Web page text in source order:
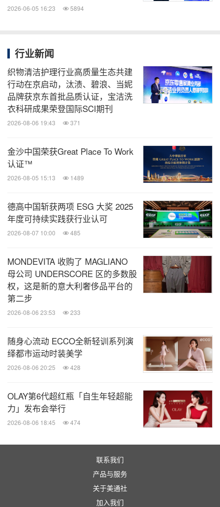
2026-06-05 16:23 5894
行业新闻
织物清洁护理行业高质量生态共建
行动在京启动，汰渍、碧浪、当妮
品牌获京东首批品质认证，宝洁洗
衣科研成果荣登国际SCI期刊
2026-08-06 19:43 371
金沙中国荣获Great Place To Work
认证™
2026-08-05 15:13 1489
德高中国斩获两项 ESG 大奖 2025
年度可持续实践获行业认可
2026-08-07 10:00 485
MONDEVITA 收购了 MAGLIANO
母公司 UNDERSCORE 区的多数股
权，这是新的意大利奢侈品平台的
第二步
2026-08-06 23:53 233
随身心流动 ECCO全新轻训系列演
绎都市运动时装美学
2026-08-06 20:25 428
OLAY第6代超红瓶「自生年轻超能
力」发布会举行
2026-08-06 18:45 474
联系我们
产品与服务
关于美通社
加入我们